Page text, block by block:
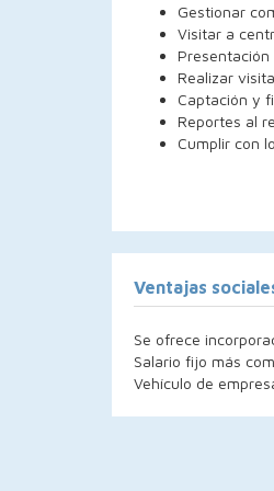
Gestionar
Visitar a
Presentación
Realizar
Captación y
Reportes al
Cumplir con
Ventajas
Se ofrece
Salario fijo más
Vehículo de